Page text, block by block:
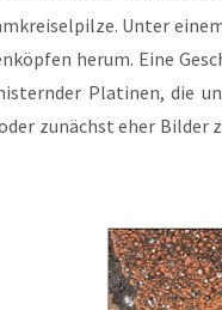
Unter
her­um. Eine
Pla­ti­nen, die
zunächst eher